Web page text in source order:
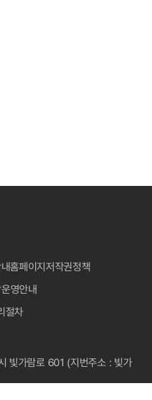
홈페이지저작권정책
영안내
절차
빛가람로 601 (지번주소 : 빛가